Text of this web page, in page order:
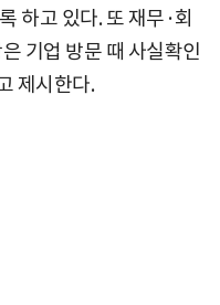
하고 있다. 또 재무·회
기업 방문 때 사실확인
제시한다.